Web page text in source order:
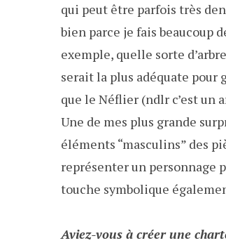
qui peut être parfois très
bien parce je fais beaucoup
exemple, quelle sorte
serait la plus adéquate pour
que le Néflier (ndlr c’est un
Une de mes plus grande
éléments “masculins” des
représenter un personnage
touche symbolique
Aviez-vous à créer une